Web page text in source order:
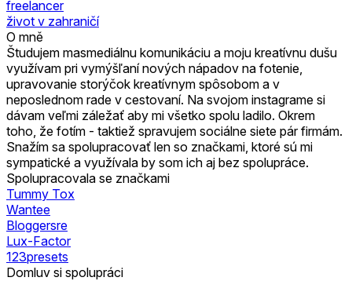
freelancer
život v zahraničí
O mně
Študujem masmediálnu komunikáciu a moju kreatívnu dušu
využívam pri vymýšľaní nových nápadov na fotenie,
upravovanie storýčok kreatívnym spôsobom a v
neposlednom rade v cestovaní. Na svojom instagrame si
dávam veľmi záležať aby mi všetko spolu ladilo. Okrem
toho, že fotím - taktiež spravujem sociálne siete pár firmám.
Snažím sa spolupracovať len so značkami, ktoré sú mi
sympatické a využívala by som ich aj bez spolupráce.
Spolupracovala se značkami
Tummy Tox
Wantee
Bloggersre
Lux-Factor
123presets
Domluv si spolupráci